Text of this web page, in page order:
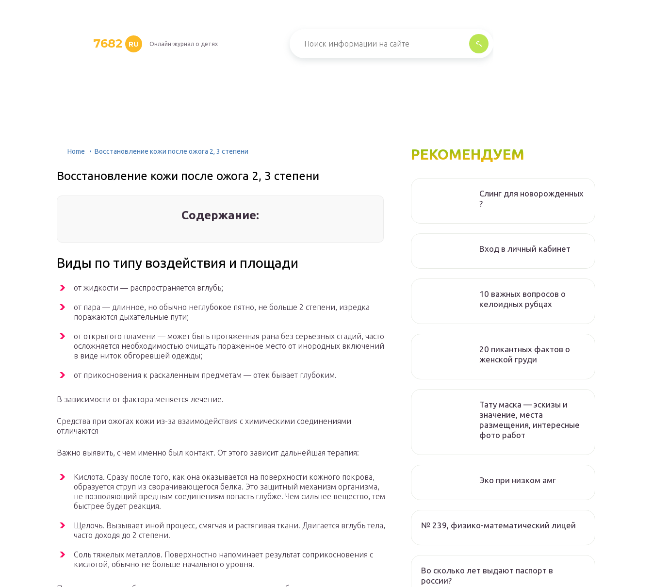
7682 RU Онлайн-журнал о детях
Home Восстановление кожи после ожога 2, 3 степени
Восстановление кожи после ожога 2, 3 степени
Содержание:
Виды по типу воздействия и площади
от жидкости — распространяется вглубь;
от пара — длинное, но обычно неглубокое пятно, не больше 2 степени, изредка
поражаются дыхательные пути;
от открытого пламени — может быть протяженная рана без серьезных стадий, часто
осложняется необходимостью очищать пораженное место от инородных включений
в виде ниток обгоревшей одежды;
от прикосновения к раскаленным предметам — отек бывает глубоким.
В зависимости от фактора меняется лечение.
Средства при ожогах кожи из-за взаимодействия с химическими соединениями
отличаются
Важно выявить, с чем именно был контакт. От этого зависит дальнейшая терапия:
Кислота. Сразу после того, как она оказывается на поверхности кожного покрова,
образуется струп из сворачивающегося белка. Это защитный механизм организма,
не позволяющий вредным соединениям попасть глубже. Чем сильнее вещество, тем
быстрее будет реакция.
Щелочь. Вызывает иной процесс, смягчая и растягивая ткани. Двигается вглубь тела,
часто доходя до 2 степени.
Соль тяжелых металлов. Поверхностно напоминает результат соприкосновения с
кислотой, обычно не больше начального уровня.
РЕКОМЕНДУЕМ
Слинг для новорожденных
?
Вход в личный кабинет
10 важных вопросов о
келоидных рубцах
20 пикантных фактов о
женской груди
Тату маска — эскизы и
значение, места
размещения, интересные
фото работ
Эко при низком амг
№ 239, физико-математический лицей
Во сколько лет выдают паспорт в
россии?